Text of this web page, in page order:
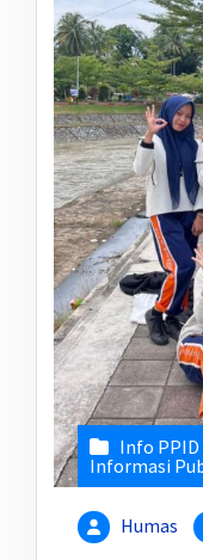
Info PPID
Informasi
Humas